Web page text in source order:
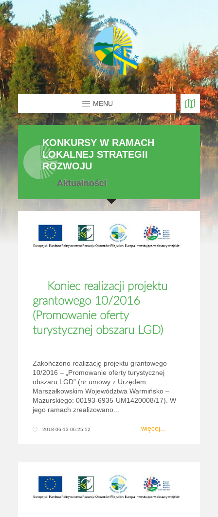
MENU
KONKURSY W RAMACH
LOKALNEJ STRATEGII
ROZWOJU
Aktualności
Koniec realizacji projektu
grantowego 10/2016
(Promowanie oferty
turystycznej obszaru LGD)
Zakończono realizację projektu grantowego
10/2016 – „Promowanie oferty turystycznej
obszaru LGD” (nr umowy z Urzędem
Marszałkowskim Województwa Warmińsko –
Mazurskiego: 00193-6935-UM1420008/17). W
jego ramach zrealizowano...
więcej...
2018-06-13 06:25:52